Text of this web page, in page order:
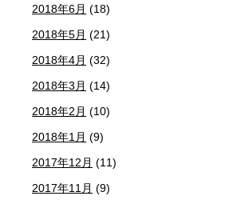
2018年6月 (18)
2018年5月 (21)
2018年4月 (32)
2018年3月 (14)
2018年2月 (10)
2018年1月 (9)
2017年12月 (11)
2017年11月 (9)